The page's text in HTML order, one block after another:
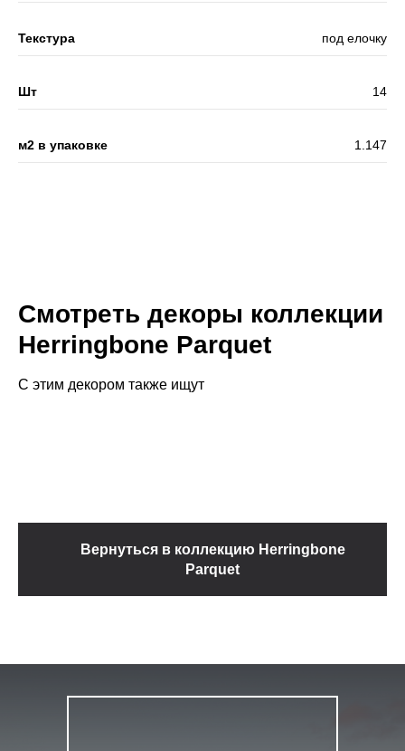
Текстура под елочку
Шт 14
м2 в упаковке 1.147
Смотреть декоры коллекции
Herringbone Parquet
С этим декором также ищут
Вернуться в коллекцию Herringbone
Parquet